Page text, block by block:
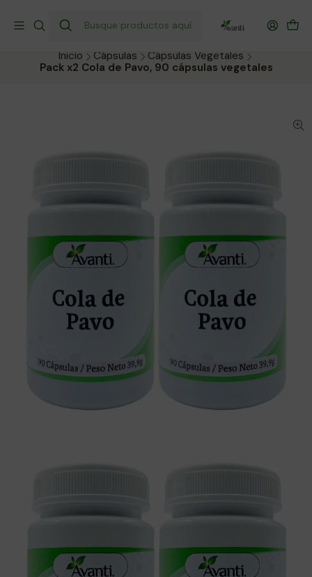
Compra hoy y recibe donde prefieras.
Inicio Cápsulas
Cápsulas Vegetales
Pack x2 Cola de Pavo, 90 cápsulas vegetales